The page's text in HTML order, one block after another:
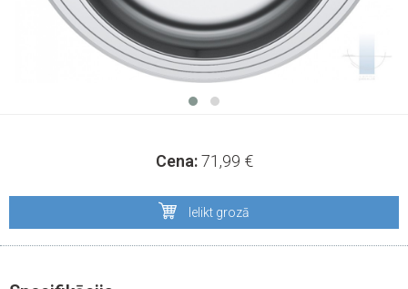
Cena:71,99 €
Ielikt grozā